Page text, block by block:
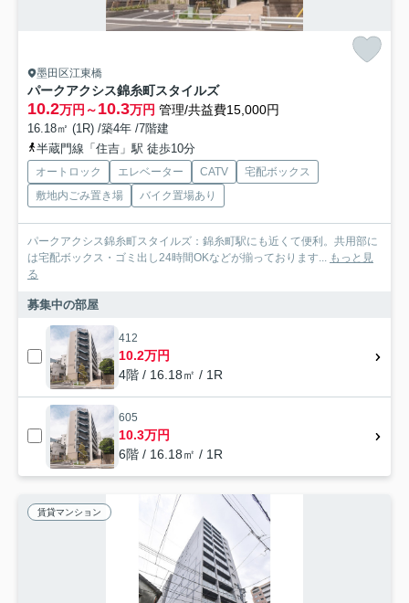
墨田区江東橋
パークアクシス錦糸町スタイルズ
10.2万円～10.3万円 管理/共益費15,000円
16.18㎡ (1R) /築4年 /7階建
半蔵門線「住吉」駅 徒歩10分
オートロック エレベーター CATV
宅配ボックス
敷地内ごみ置き場
バイク置場あり
パークアクシス錦糸町スタイルズ：錦糸町駅にも近くて便利。共用部に
は宅配ボックス・ゴミ出し24時間OKなどが揃っております... もっと見
る
募集中の部屋
412
10.2万円
4階 / 16.18㎡ / 1R
605
10.3万円
6階 / 16.18㎡ / 1R
賃貸マンション